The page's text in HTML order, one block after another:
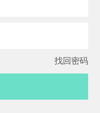
找回密码